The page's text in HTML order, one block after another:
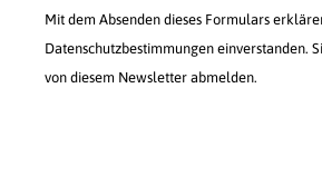
Mit dem Absenden dieses Formulars
Datenschutzbestimmungen einverstanden.
von diesem Newsletter abmelden.